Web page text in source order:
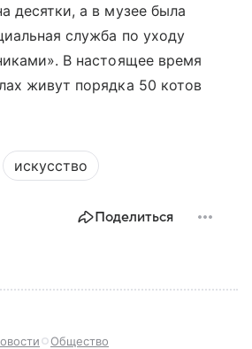
десятки, а в музее была
служба по уходу
В настоящее время
живут порядка 50 котов
искусство
Поделиться
Общество